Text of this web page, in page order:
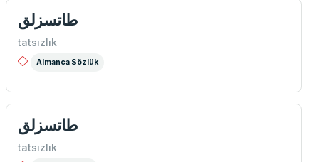
طاتسزلق
tatsızlık
Almanca Sözlük
طاتسزلق
tatsızlık